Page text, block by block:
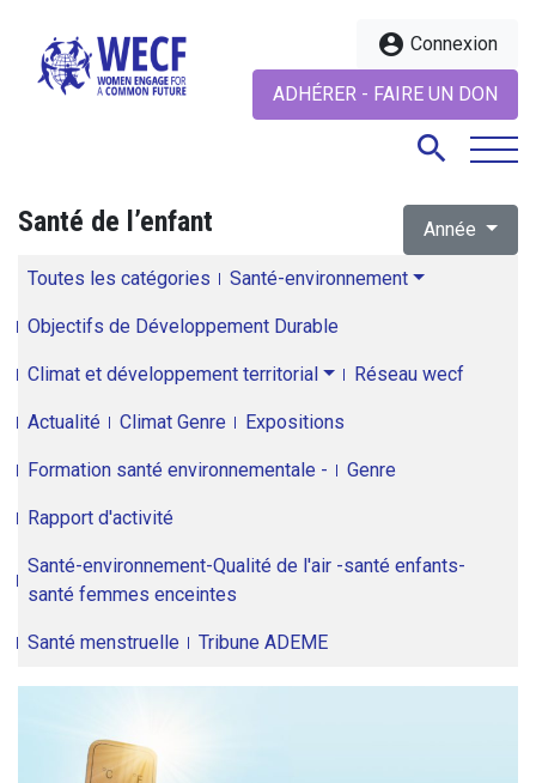
account_circle Connexion
ADHÉRER - FAIRE UN DON
search
Santé de l’enfant Année
Toutes les catégories Santé-environnement
Objectifs de Développement Durable
Climat et développement territorial Réseau wecf
Actualité Climat Genre Expositions
Formation santé environnementale - Genre
Rapport d'activité
Santé-environnement-Qualité de l'air -santé enfants-
santé femmes enceintes
Santé menstruelle Tribune ADEME